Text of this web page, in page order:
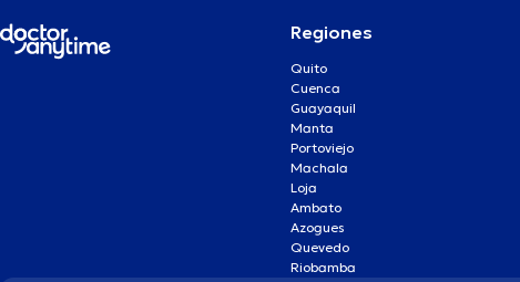
Regiones
Quito
Cuenca
Guayaquil
Manta
Portoviejo
Machala
Loja
Ambato
Azogues
Quevedo
Riobamba